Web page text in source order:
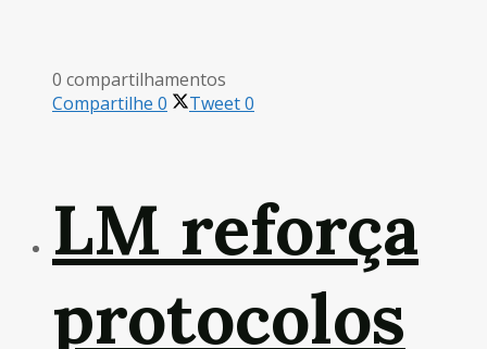
0 compartilhamentos
Compartilhe 0 Tweet0
LM reforça
protocolos